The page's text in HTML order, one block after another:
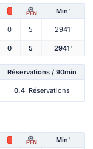
PEN Min'
0 5 2941'
0 5 2941'
Réservations / 90min
0.4 Réservations
PEN Min'